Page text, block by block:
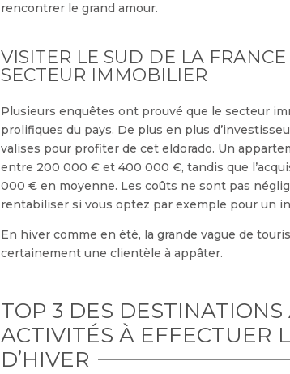
rencontrer le grand amour.
VISITER LE SUD DE LA
SECTEUR IMMOBILIER
Plusieurs enquêtes ont prouvé que le secteur
prolifiques du pays. De plus en plus
valises pour profiter de cet eldorado. Un
entre 200 000 € et 400 000 €, tandis que
000 € en moyenne. Les coûts ne sont pas
rentabiliser si vous optez par exemple pour un
En hiver comme en été, la grande vague de
certainement une clientèle à appâter.
TOP 3 DES
ACTIVITÉS À EFFECTUER
D’HIVER